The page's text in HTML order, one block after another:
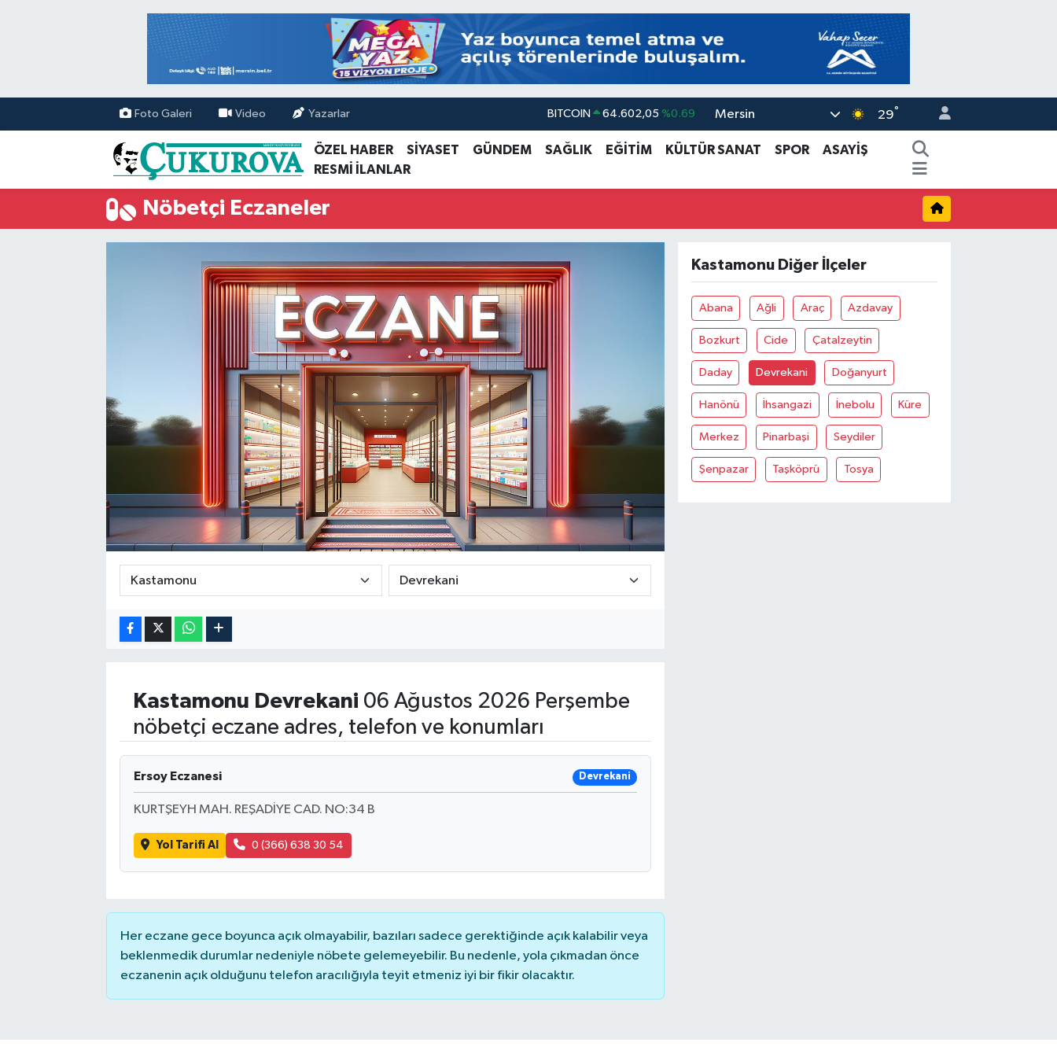
Foto Galeri Video Yazarlar BITCOIN 64.602,05 %0.69
DOLAR 47,6006 %0.06
GRAM ALTIN 6513.94 %0.32
Mersin 29°
ÖZEL HABER SİYASET GÜNDEM SAĞLIK EĞİTİM KÜLTÜR SANAT SPOR
ASAYİŞ
RESMİ İLANLAR
Nöbetçi Eczaneler
Kastamonu Devrekani 06 Ağustos 2026 Perşembe
nöbetçi eczane adres, telefon ve konumları
Ersoy Eczanesi Devrekani
KURTŞEYH MAH. REŞADİYE CAD. NO:34 B
Yol Tarifi Al 0 (366) 638 30 54
Her eczane gece boyunca açık olmayabilir, bazıları sadece gerektiğinde açık kalabilir veya
beklenmedik durumlar nedeniyle nöbete gelemeyebilir. Bu nedenle, yola çıkmadan önce
eczanenin açık olduğunu telefon aracılığıyla teyit etmeniz iyi bir fikir olacaktır.
Kastamonu Diğer İlçeler
Abana Ağli Araç Azdavay
Bozkurt Cide Çatalzeytin
Daday Devrekani Doğanyurt
Hanönü İhsangazi İnebolu Küre
Merkez Pinarbaşi Seydiler
Şenpazar Taşköprü Tosya
Mersin Nöbetçi Eczaneler
Mersin Hava Durumu
Mersin Namaz Vakitleri
Mersin Trafik Yoğunluk Haritası
Süper Lig Puan Durumu ve Fikstür